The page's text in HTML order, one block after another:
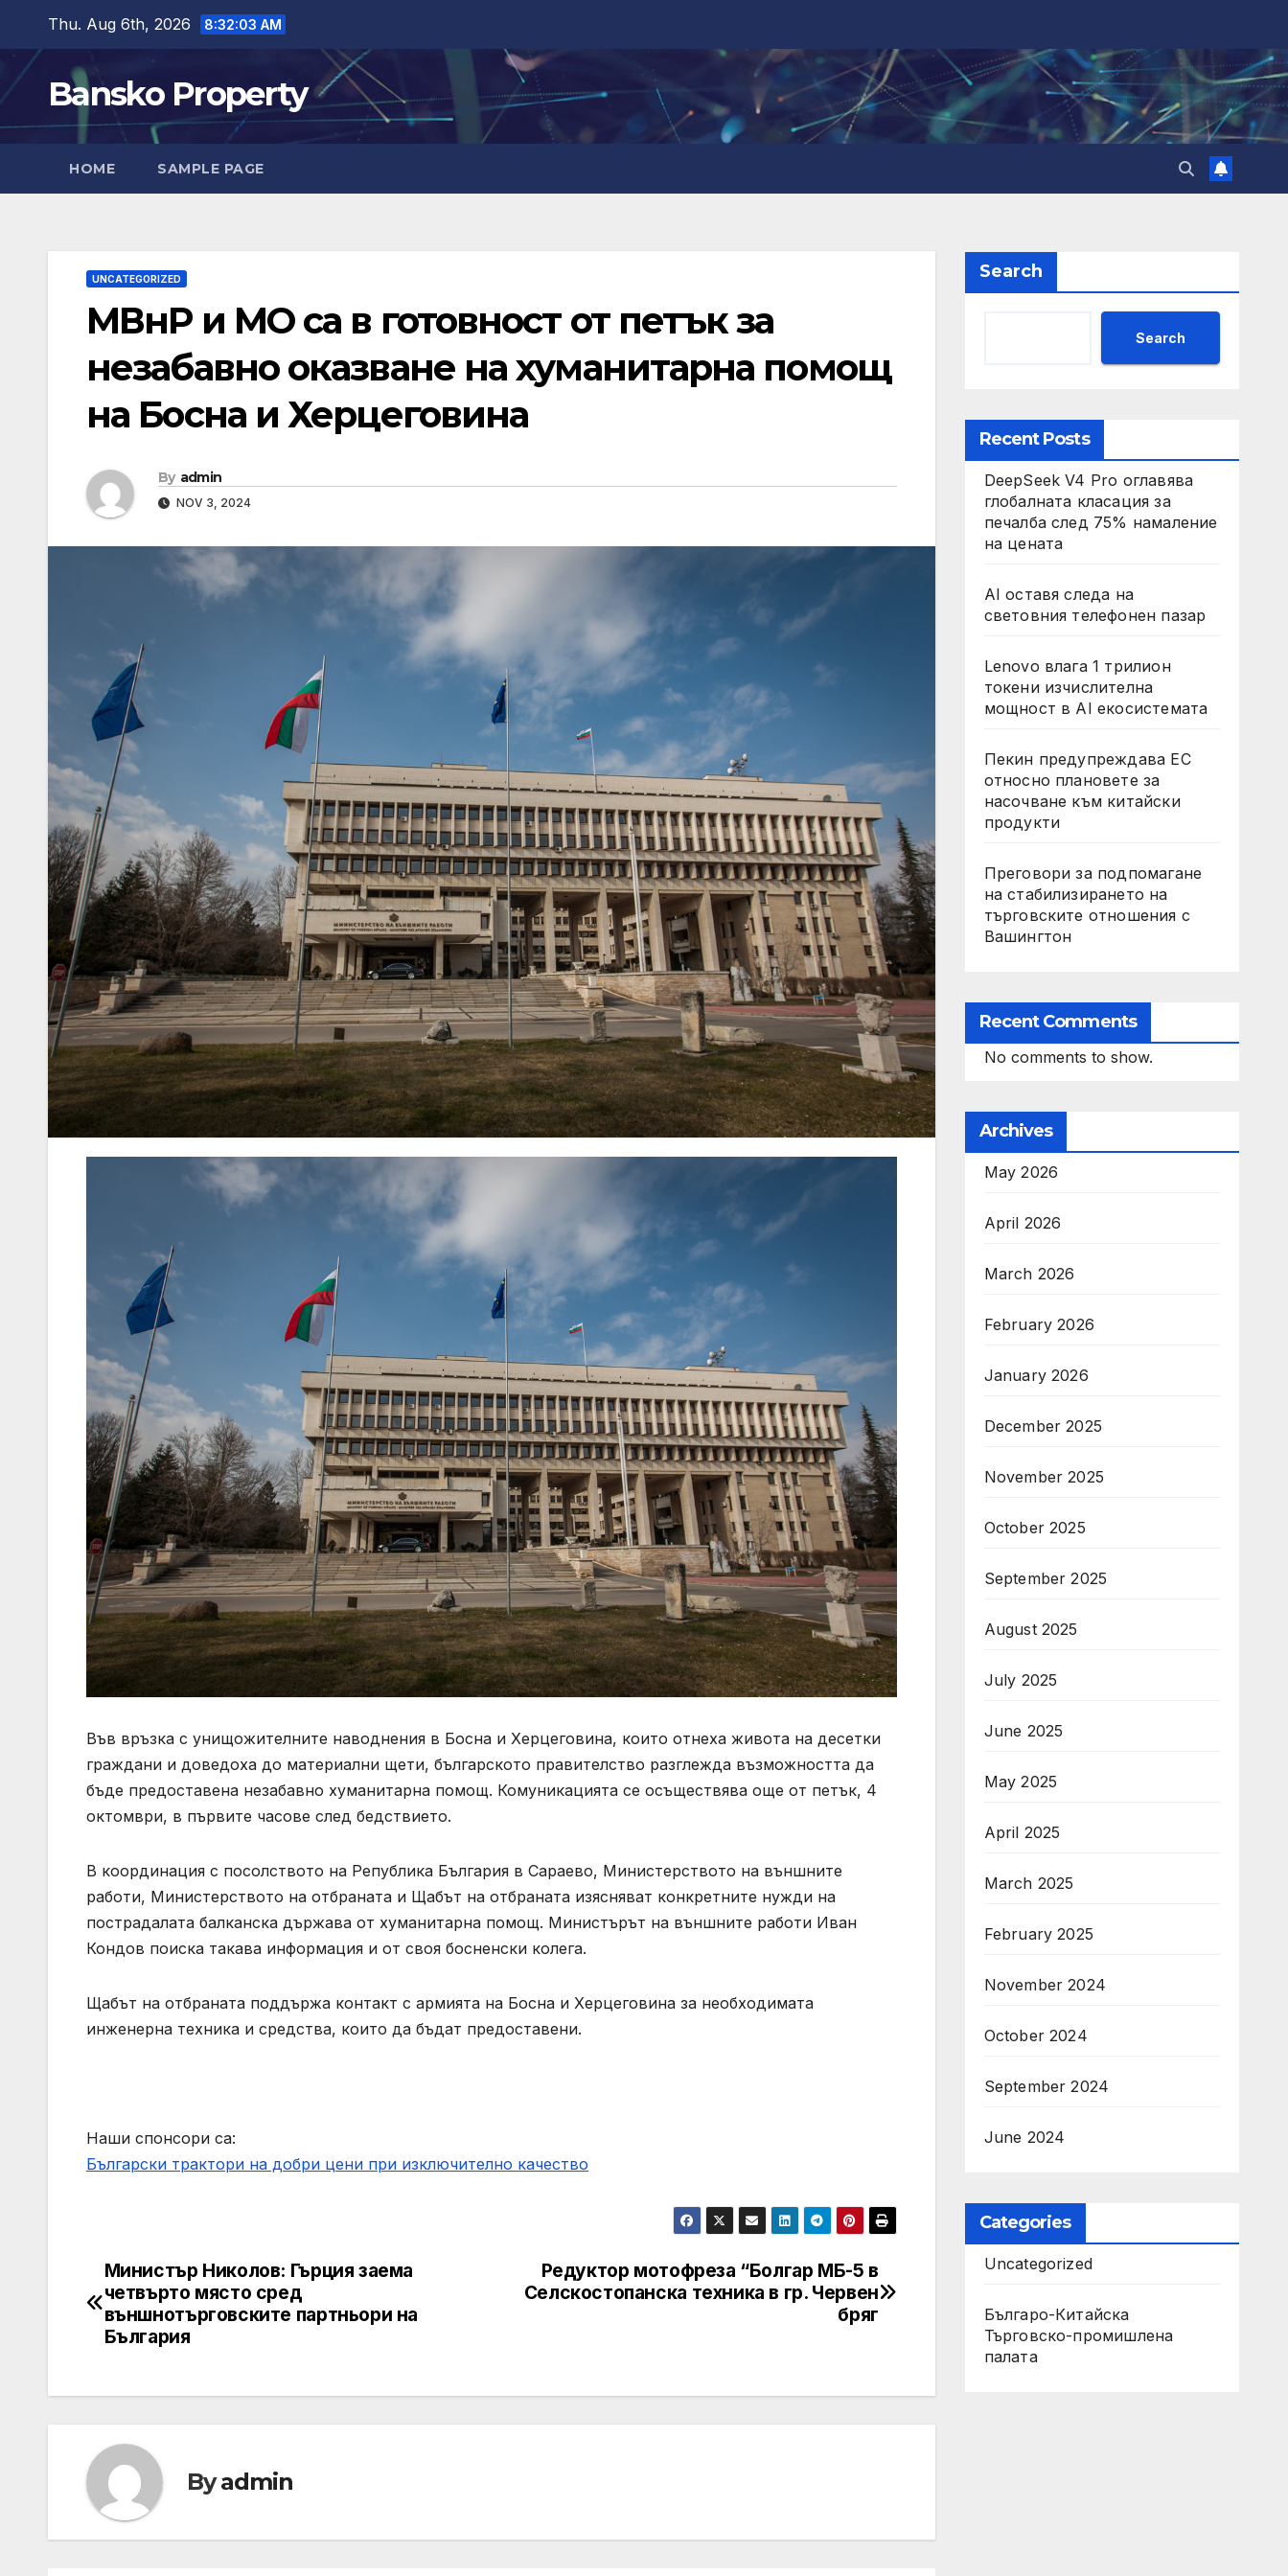
content
Thu. Aug 6th, 2026 8:32:04 AM
Bansko Property
HOME SAMPLE PAGE
UNCATEGORIZED
МВнР и МО са в готовност от петък за
незабавно оказване на хуманитарна помощ
на Босна и Херцеговина
By admin
NOV 3, 2024
Във връзка с унищожителните наводнения в Босна и Херцеговина, които отнеха живота на десетки
граждани и доведоха до материални щети, българското правителство разглежда възможността да
бъде предоставена незабавно хуманитарна помощ. Комуникацията се осъществява още от петък, 4
октомври, в първите часове след бедствието.
В координация с посолството на Република България в Сараево, Министерството на външните
работи, Министерството на отбраната и Щабът на отбраната изясняват конкретните нужди на
пострадалата балканска държава от хуманитарна помощ. Министърът на външните работи Иван
Кондов поиска такава информация и от своя босненски колега.
Щабът на отбраната поддържа контакт с армията на Босна и Херцеговина за необходимата
инженерна техника и средства, които да бъдат предоставени.
Наши спонсори са:
Български трактори на добри цени при изключително качество
Post
navigation
Редуктор мотофреза “Болгар МБ-5 в
Селскостопанска техника в гр. Червен
бряг
Министър Николов: Гърция заема
четвърто място сред
външнотърговските партньори на
България
Byadmin
Search
Search
Recent Posts
DeepSeek V4 Pro оглавява
глобалната класация за
печалба след 75% намаление
на цената
AI оставя следа на
световния телефонен пазар
Lenovo влага 1 трилион
токени изчислителна
мощност в AI екосистемата
Пекин предупреждава ЕС
относно плановете за
насочване към китайски
продукти
Преговори за подпомагане
на стабилизирането на
търговските отношения с
Вашингтон
Recent Comments
No comments to show.
Archives
May 2026
April 2026
March 2026
February 2026
January 2026
December 2025
November 2025
October 2025
September 2025
August 2025
July 2025
June 2025
May 2025
April 2025
March 2025
February 2025
November 2024
October 2024
September 2024
June 2024
Categories
Uncategorized
Българо-Китайска
Търговско-промишлена
палaта